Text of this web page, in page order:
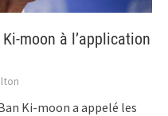
moon à l’application
Ki-moon a appelé les